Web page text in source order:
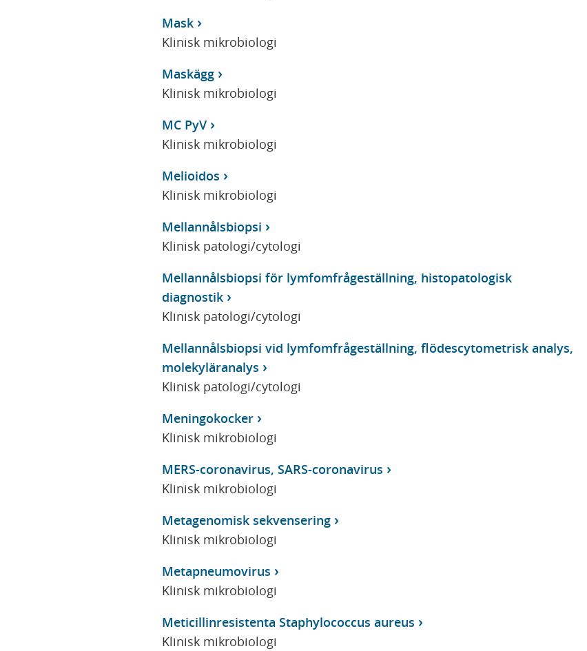
Mask
Klinisk mikrobiologi
Maskägg
Klinisk mikrobiologi
MC PyV
Klinisk mikrobiologi
Melioidos
Klinisk mikrobiologi
Mellannålsbiopsi
Klinisk patologi/cytologi
Mellannålsbiopsi för lymfomfrågeställning, histopatologisk
diagnostik
Klinisk patologi/cytologi
Mellannålsbiopsi vid lymfomfrågeställning, flödescytometrisk analys,
molekyläranalys
Klinisk patologi/cytologi
Meningokocker
Klinisk mikrobiologi
MERS-coronavirus, SARS-coronavirus
Klinisk mikrobiologi
Metagenomisk sekvensering
Klinisk mikrobiologi
Metapneumovirus
Klinisk mikrobiologi
Meticillinresistenta Staphylococcus aureus
Klinisk mikrobiologi